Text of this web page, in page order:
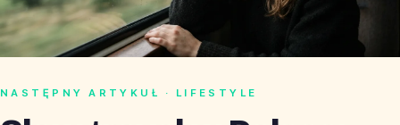
NASTĘPNY ARTYKUŁ · LIFESTYLE